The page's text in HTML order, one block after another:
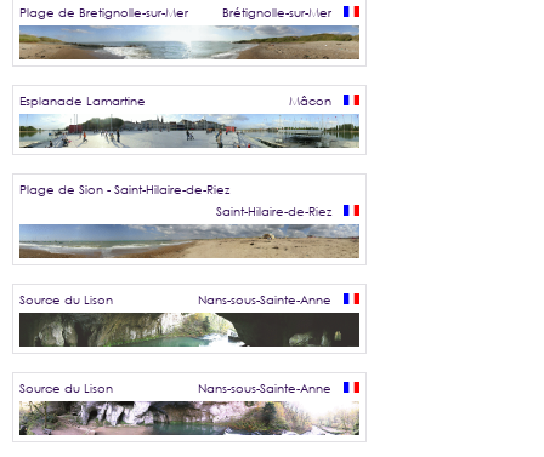
Plage de Bretignolle-sur-Mer Brétignolle-sur-Mer
Esplanade Lamartine Mâcon
Plage de Sion - Saint-Hilaire-de-Riez
Saint-Hilaire-de-Riez
Source du Lison Nans-sous-Sainte-Anne
Source du Lison Nans-sous-Sainte-Anne